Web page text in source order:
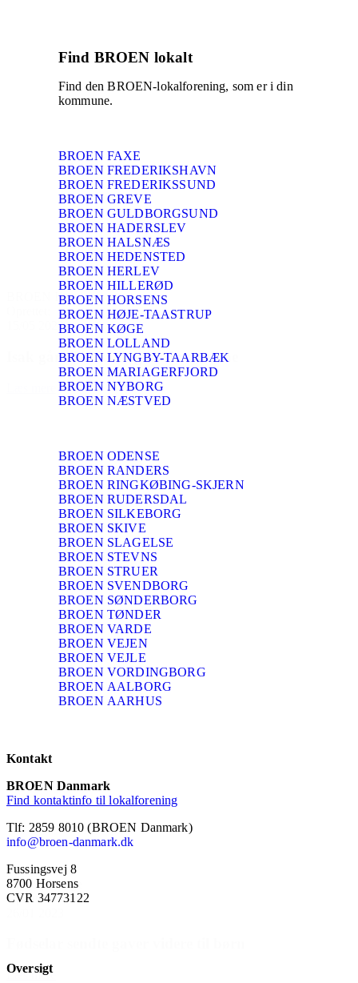
BROEN Køge
15/05 2023
Isak går til boksning med vennerne
BROEN Køge
Oprettet:
Læs mere
Find BROEN lokalt
Find den BROEN-lokalforening, som er i din
kommune.
BROEN FAXE
BROEN FREDERIKSHAVN
BROEN FREDERIKSSUND
BROEN GREVE
BROEN GULDBORGSUND
BROEN HADERSLEV
BROEN HALSNÆS
BROEN HEDENSTED
BROEN HERLEV
BROEN HILLERØD
BROEN HORSENS
BROEN HØJE-TAASTRUP
BROEN KØGE
BROEN LOLLAND
BROEN LYNGBY-TAARBÆK
BROEN MARIAGERFJORD
BROEN NYBORG
BROEN NÆSTVED
BROEN ODENSE
BROEN RANDERS
BROEN RINGKØBING-SKJERN
BROEN RUDERSDAL
BROEN SILKEBORG
BROEN SKIVE
BROEN SLAGELSE
BROEN STEVNS
BROEN STRUER
BROEN SVENDBORG
BROEN SØNDERBORG
BROEN TØNDER
BROEN VARDE
BROEN VEJEN
BROEN VEJLE
BROEN VORDINGBORG
BROEN AALBORG
BROEN AARHUS
Kontakt
BROEN Danmark
Find kontaktinfo til lokalforening
Tlf: 2859 8010 (BROEN Danmark)
info@broen-danmark.dk
Fussingsvej 8
8700 Horsens
CVR 34773122
Oversigt